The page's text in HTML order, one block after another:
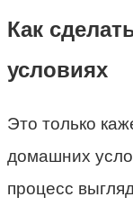
Как
условиях
Это только
домашних
процесс